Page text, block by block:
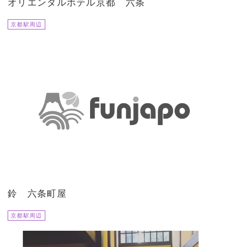
オリエンタルホテル京都 六条
京都駅周辺
鈴 六条町屋
京都駅周辺